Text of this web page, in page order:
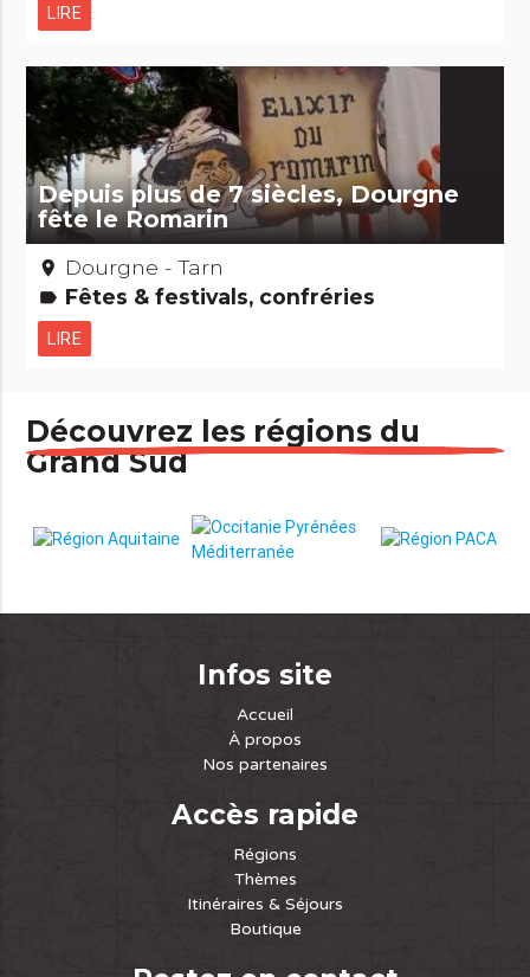
LIRE
Depuis plus de 7 siècles, Dourgne
fête le Romarin
place Dourgne - Tarn
label Fêtes & festivals, confréries
LIRE
Découvrez les régions du
Grand Sud
Infos site
Accueil
À propos
Nos partenaires
Accès rapide
Régions
Thèmes
Itinéraires & Séjours
Boutique